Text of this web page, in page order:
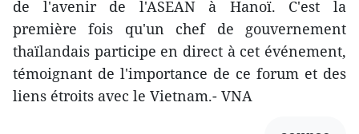
de l'avenir de l'ASEAN à Hanoï. C'est la
première fois qu'un chef de gouvernement
thaïlandais participe en direct à cet événement,
témoignant de l'importance de ce forum et des
liens étroits avec le Vietnam.- VNA